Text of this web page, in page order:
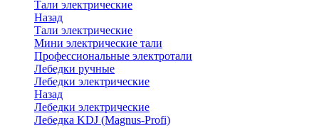
Тали электрические
Назад
Тали электрические
Мини электрические тали
Профессиональные электротали
Лебедки ручные
Лебедки электрические
Назад
Лебедки электрические
Лебедка KDJ (Magnus-Profi)